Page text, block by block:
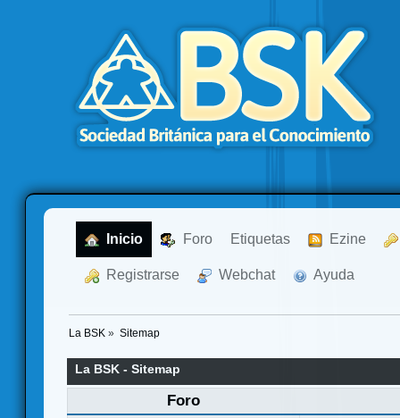
Inicio Foro Etiquetas Ezine
Registrarse Webchat Ayuda
La BSK » Sitemap
La BSK - Sitemap
Foro